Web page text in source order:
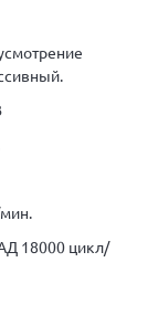
18000 цикл/